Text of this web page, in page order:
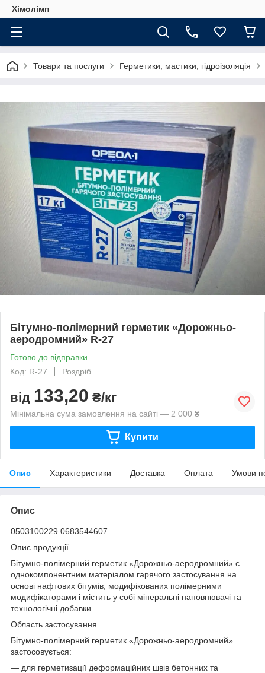
Хімолімп
Товари та послуги Герметики, мастики, гідроізоляція
Бітумно-полімерний герметик «Дорожньо-
аеродромний» R-27
Готово до відправки
Код: R-27
Роздріб
від 133,20 ₴/кг
Мінімальна сума замовлення на сайті — 2 000 ₴
Купити
Опис Характеристики Доставка Оплата Умови
Опис
0503100229 0683544607
Опис продукції
Бітумно-полімерний герметик «Дорожньо-аеродромний» є
однокомпонентним матеріалом гарячого застосування на
основі нафтових бітумів, модифікованих полімерними
модифікаторами і містить у собі мінеральні наповнювачі та
технологічні добавки.
Область застосування
Бітумно-полімерний герметик «Дорожньо-аеродромний»
застосовується:
— для герметизації деформаційних швів бетонних та